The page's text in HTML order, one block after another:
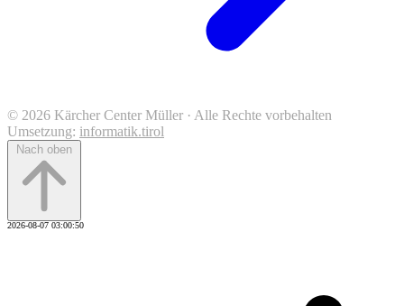
© 2026 Kärcher Center Müller · Alle Rechte vorbehalten
Umsetzung: informatik.tirol
Nach oben
2026-08-07 03:00:50